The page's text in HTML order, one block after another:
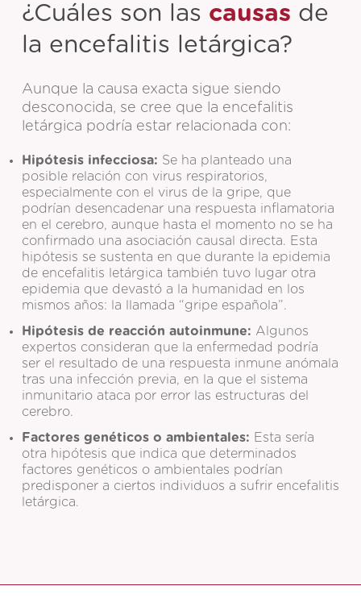
¿Cuáles son las causas de
la encefalitis letárgica?
Aunque la causa exacta sigue siendo
desconocida, se cree que la encefalitis
letárgica podría estar relacionada con:
Hipótesis infecciosa: Se ha planteado una
posible relación con virus respiratorios,
especialmente con el virus de la gripe, que
podrían desencadenar una respuesta inflamatoria
en el cerebro, aunque hasta el momento no se ha
confirmado una asociación causal directa. Esta
hipótesis se sustenta en que durante la epidemia
de encefalitis letárgica también tuvo lugar otra
epidemia que devastó a la humanidad en los
mismos años: la llamada “gripe española”.
Hipótesis de reacción autoinmune: Algunos
expertos consideran que la enfermedad podría
ser el resultado de una respuesta inmune anómala
tras una infección previa, en la que el sistema
inmunitario ataca por error las estructuras del
cerebro.
Factores genéticos o ambientales: Esta sería
otra hipótesis que indica que determinados
factores genéticos o ambientales podrían
predisponer a ciertos individuos a sufrir encefalitis
letárgica.